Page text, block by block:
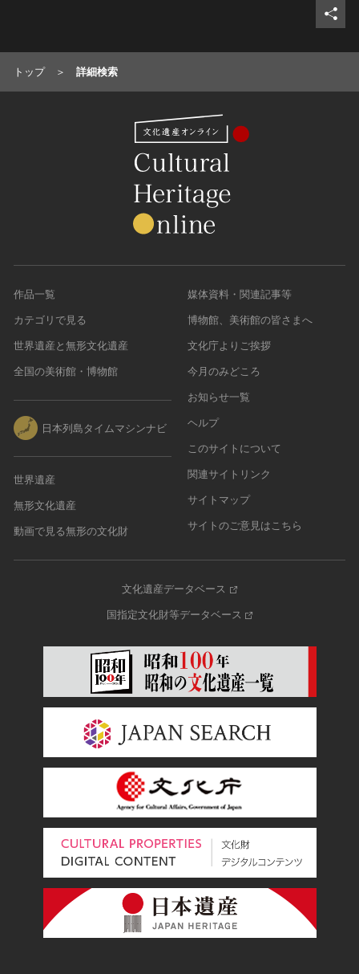
トップ 詳細検索
作品一覧
カテゴリで見る
世界遺産と無形文化遺産
全国の美術館・博物館
日本列島タイムマシンナビ
世界遺産
無形文化遺産
動画で見る無形の文化財
媒体資料・関連記事等
博物館、美術館の皆さまへ
文化庁よりご挨拶
今月のみどころ
お知らせ一覧
ヘルプ
このサイトについて
関連サイトリンク
サイトマップ
サイトのご意見はこちら
文化遺産データベース
国指定文化財等データベース